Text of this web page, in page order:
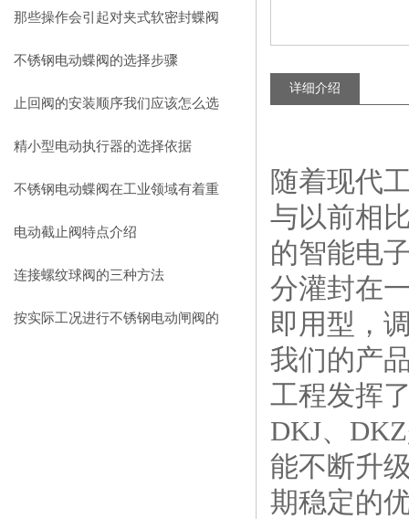
寸和材质？
那些操作会引起对夹式软密封蝶阀
的故障
不锈钢电动蝶阀的选择步骤
止回阀的安装顺序我们应该怎么选
择呢？
精小型电动执行器的选择依据
不锈钢电动蝶阀在工业领域有着重
要作用
电动截止阀特点介绍
连接螺纹球阀的三种方法
按实际工况进行不锈钢电动闸阀的
详细介绍
随着现代
与以前相
的智能电
分灌封在
即用型，
我们的产
工程发挥
DKJ、
能不断升
期稳定的